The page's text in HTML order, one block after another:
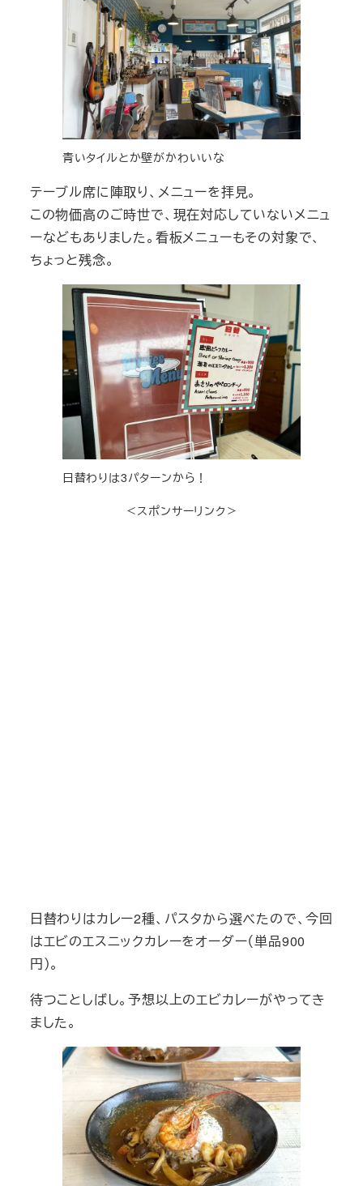
青いタイルとか壁がかわいいな
テーブル席に陣取り、メニューを拝見。
この物価高のご時世で、現在対応していないメニュ
ーなどもありました。看板メニューもその対象で、
ちょっと残念。
日替わりは3パターンから！
＜スポンサーリンク＞
日替わりはカレー2種、パスタから選べたので、今回
はエビのエスニックカレーをオーダー（単品900
円）。
待つことしばし。予想以上のエビカレーがやってき
ました。